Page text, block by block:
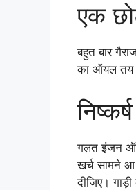
एक
बहुत बार
का ऑयल तय
निष्कर्ष
गलत इंजन
खर्च सामने आ
दीजिए।